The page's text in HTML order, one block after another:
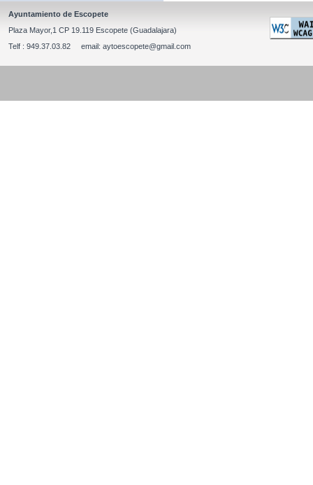
Ayuntamiento de Escopete
Plaza Mayor,1 CP 19.119 Escopete (Guadalajara)
Telf : 949.37.03.82 email: aytoescopete@gmail.com